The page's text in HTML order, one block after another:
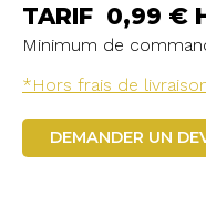
TARIF 0,99 €
Minimum de
*Hors frais de
DEMANDER UN